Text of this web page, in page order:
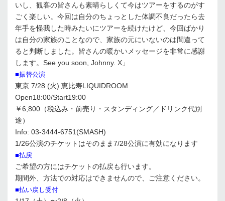
いし、観客の皆さんも素晴らしくて今はツアーをするのがす
ごく楽しい。今回は自分のちょっとした体調不良だったら去
年手を怪我した時みたいにツアーを続けたけど、今回ばかり
は自分の家族のことなので、家族の元にいないのは間違って
ると判断しました。皆さんの暖かいメッセージを非常に感謝
します。See you soon, Johnny. X」
■振替公演
東京 7/28 (火) 恵比寿LIQUIDROOM
Open18:00/Start19:00
￥6,800（税込み・前売り・スタンディング／ドリンク代別
途）
Info: 03-3444-6751(SMASH)
1/26公演のチケットはそのまま7/28公演に有効になります
■払戻
ご希望の方にはチケットの払戻も行います。
期間外、方法での対応はできませんので、ご注意ください。
■払い戻し受付